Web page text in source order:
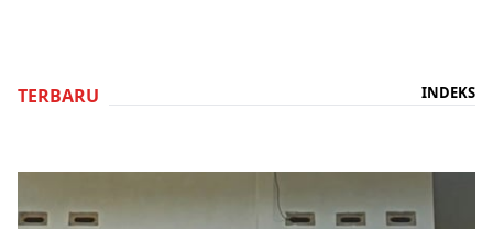
TERBARU INDEKS